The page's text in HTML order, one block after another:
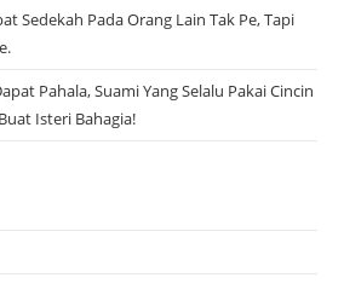
Sedekah Pada Orang Lain Tak Pe, Tapi
Pahala, Suami Yang Selalu Pakai Cincin
Isteri Bahagia!